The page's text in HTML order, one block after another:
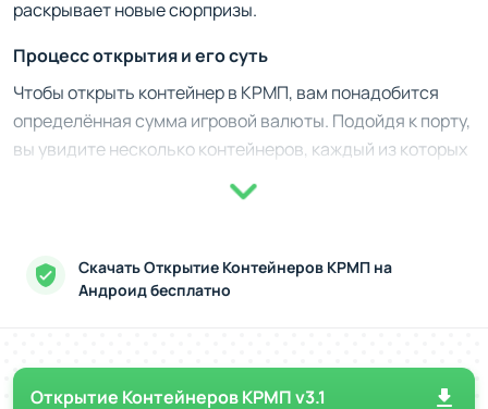
раскрывает новые сюрпризы.
Процесс открытия и его суть
Чтобы открыть контейнер в КРМП, вам понадобится
определённая сумма игровой валюты. Подойдя к порту,
вы увидите несколько контейнеров, каждый из которых
предположениях о содержащихся внутри вещах. После
становится вашим - это может быть транспортное
средство, дорогостоящие предметы или более простые
элементы азарта в игровой процесс.
Скачать Открытие Контейнеров КРМП на
Андроид бесплатно
Открытие Контейнеров КРМП v3.1